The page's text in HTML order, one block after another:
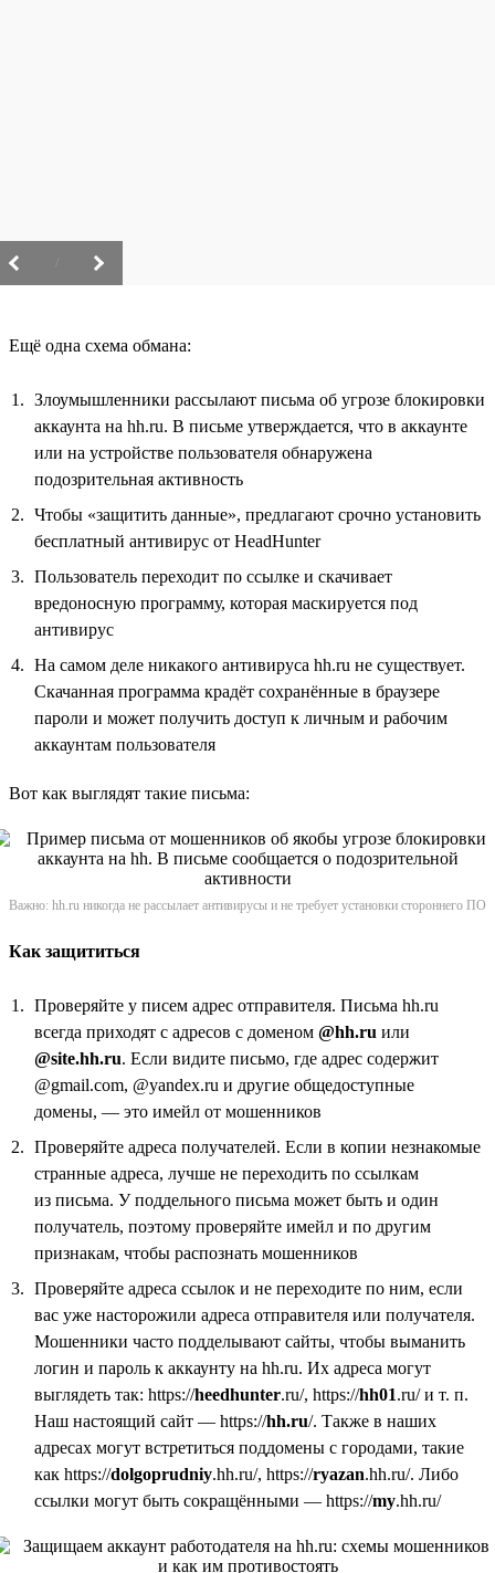
Ещё одна схема обмана:
Злоумышленники рассылают письма об угрозе блокировки
аккаунта на hh.ru. В письме утверждается, что в аккаунте
или на устройстве пользователя обнаружена
подозрительная активность
Чтобы «защитить данные», предлагают срочно установить
бесплатный антивирус от HeadHunter
Пользователь переходит по ссылке и скачивает
вредоносную программу, которая маскируется под
антивирус
На самом деле никакого антивируса hh.ru не существует.
Скачанная программа крадёт сохранённые в браузере
пароли и может получить доступ к личным и рабочим
аккаунтам пользователя
Вот как выглядят такие письма:
Важно: hh.ru никогда не рассылает антивирусы и не требует установки стороннего ПО
Как защититься
Проверяйте у писем адрес отправителя. Письма hh.ru
всегда приходят с адресов с доменом @hh.ru или
@site.hh.ru. Если видите письмо, где адрес содержит
@gmail.com, @yandex.ru и другие общедоступные
домены, — это имейл от мошенников
Проверяйте адреса получателей. Если в копии незнакомые
странные адреса, лучше не переходить по ссылкам
из письма. У поддельного письма может быть и один
получатель, поэтому проверяйте имейл и по другим
признакам, чтобы распознать мошенников
Проверяйте адреса ссылок и не переходите по ним, если
вас уже насторожили адреса отправителя или получателя.
Мошенники часто подделывают сайты, чтобы выманить
логин и пароль к аккаунту на hh.ru. Их адреса могут
выглядеть так: https://heedhunter.ru/, https://hh01.ru/ и т. п.
Наш настоящий сайт — https://hh.ru/. Также в наших
адресах могут встретиться поддомены с городами, такие
как https://dolgoprudniy.hh.ru/, https://ryazan.hh.ru/. Либо
ссылки могут быть сокращёнными — https://my.hh.ru/